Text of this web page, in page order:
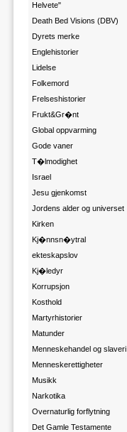
Helvete"
Death Bed Visions (DBV)
Dyrets merke
Englehistorier
Lidelse
Folkemord
Frelseshistorier
Frukt&Gr�nt
Global oppvarming
Gode vaner
T�lmodighet
Israel
Jesu gjenkomst
Jordens alder og universet
Kirken
Kj�nnsn�ytral
ekteskapslov
Kj�ledyr
Korrupsjon
Kosthold
Martyrhistorier
Matunder
Menneskehandel og slaveri
Menneskerettigheter
Musikk
Narkotika
Overnaturlig forflytning
Det Gamle Testamente